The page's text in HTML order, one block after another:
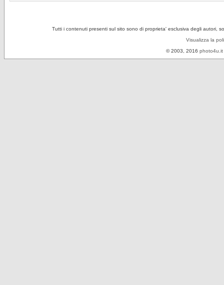
Tutti i contenuti presenti sul sito sono di proprieta' esclusiva degli autori,
Visualizza la
© 2003, 2016 photo4u.it